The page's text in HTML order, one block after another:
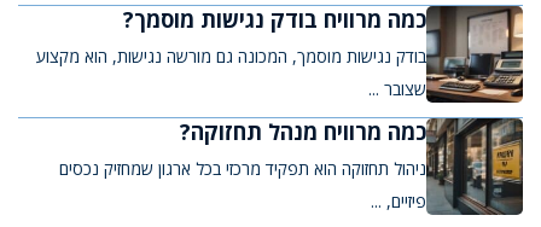
כמה מרוויח בודק נגישות מוסמך?
בודק נגישות מוסמך, המכונה גם מורשה נגישות, הוא מקצוע
שצובר ...
כמה מרוויח מנהל תחזוקה?
ניהול תחזוקה הוא תפקיד מרכזי בכל ארגון שמחזיק נכסים
פיזיים, ...